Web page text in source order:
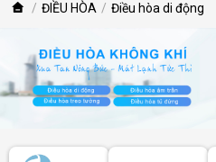
ĐIỀU HÒA Điều hòa di động